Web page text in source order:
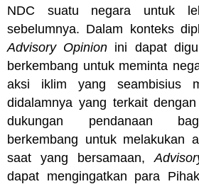
NDC suatu negara untuk
sebelumnya. Dalam konteks
Advisory Opinion ini dapat
berkembang untuk meminta
aksi iklim yang seambisius
didalamnya yang terkait
dukungan pendanaan
berkembang untuk melakukan
saat yang bersamaan,
dapat mengingatkan para